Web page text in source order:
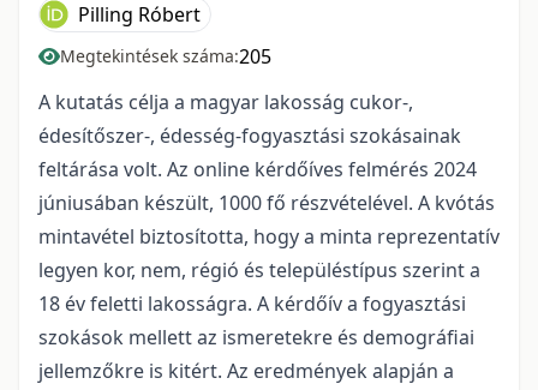
Pilling Róbert
Megtekintések száma:205
A kutatás célja a magyar lakosság cukor-,
édesítőszer-, édesség-fogyasztási szokásainak
feltárása volt. Az online kérdőíves felmérés 2024
júniusában készült, 1000 fő részvételével. A kvótás
mintavétel biztosította, hogy a minta reprezentatív
legyen kor, nem, régió és településtípus szerint a
18 év feletti lakosságra. A kérdőív a fogyasztási
szokások mellett az ismeretekre és demográfiai
jellemzőkre is kitért. Az eredmények alapján a